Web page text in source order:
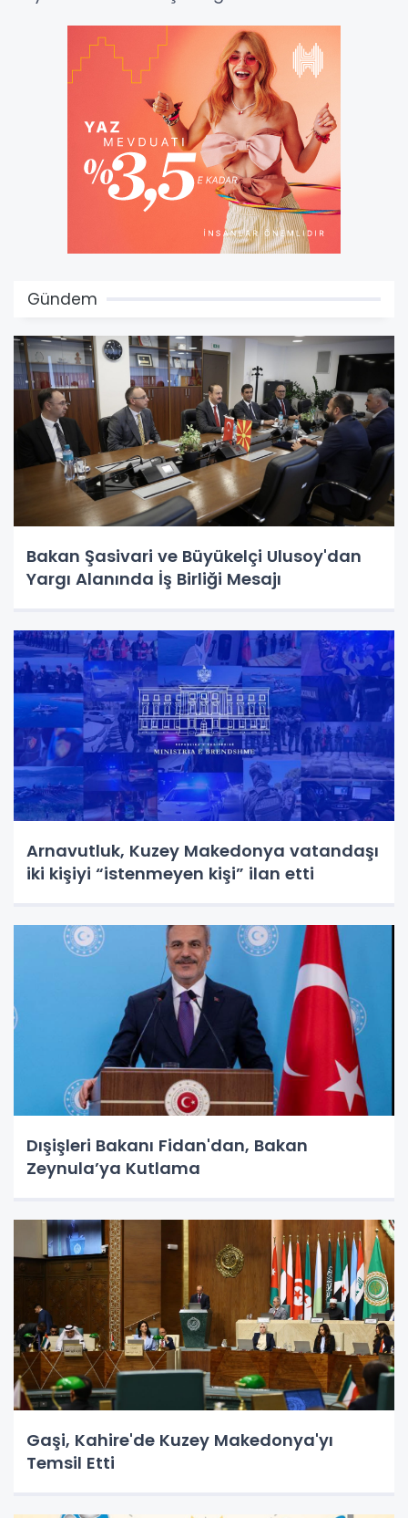
Gündem
Bakan Şasivari ve Büyükelçi Ulusoy'dan
Yargı Alanında İş Birliği Mesajı
Arnavutluk, Kuzey Makedonya vatandaşı
iki kişiyi “istenmeyen kişi” ilan etti
Dışişleri Bakanı Fidan'dan, Bakan
Zeynula’ya Kutlama
Gaşi, Kahire'de Kuzey Makedonya'yı
Temsil Etti